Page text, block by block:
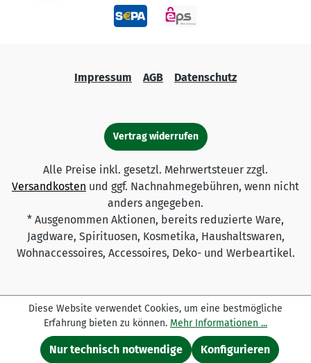
Impressum AGB Datenschutz
Vertrag widerrufen
Alle Preise inkl. gesetzl. Mehrwertsteuer zzgl.
Versandkosten und ggf. Nachnahmegebühren, wenn nicht
anders angegeben.
* Ausgenommen Aktionen, bereits reduzierte Ware,
Jagdware, Spirituosen, Kosmetika, Haushaltswaren,
Wohnaccessoires, Accessoires, Deko- und Werbeartikel.
Diese Website verwendet Cookies, um eine bestmögliche
Erfahrung bieten zu können. Mehr Informationen ...
Nur technisch notwendige Konfigurieren